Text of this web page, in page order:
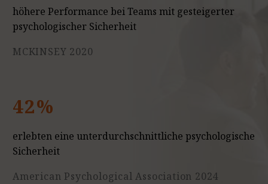
höhere Performance bei Teams mit gesteigerter
psychologischer Sicherheit
MCKINSEY 2020
42%
erlebten eine unterdurchschnittliche psychologische
Sicherheit
American Psychological Association 2024